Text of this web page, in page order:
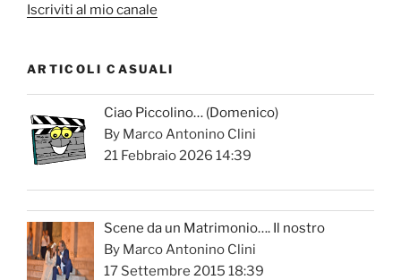
Iscriviti al mio canale
ARTICOLI CASUALI
Ciao Piccolino… (Domenico)
By Marco Antonino Clini
21 Febbraio 2026 14:39
Scene da un Matrimonio…. Il nostro
By Marco Antonino Clini
17 Settembre 2015 18:39